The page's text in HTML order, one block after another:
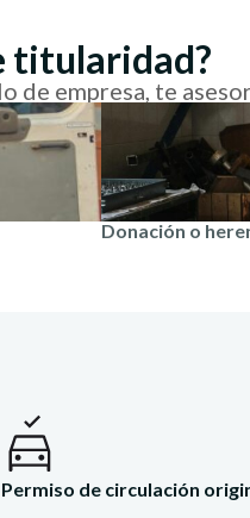
titularidad?
empresa, te
Donación o
Permiso de circulación